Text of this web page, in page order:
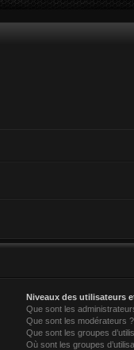
Niveaux des utilisateurs
Que sont les
Que sont les modérateurs ?
Que sont les groupes
Où sont les groupes